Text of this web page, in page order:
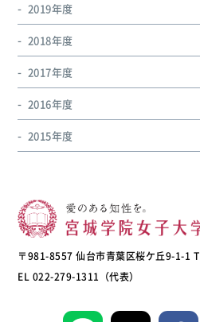
2019年度
2018年度
2017年度
2016年度
2015年度
〒981-8557 仙台市青葉区桜ケ丘9-1-1 T
EL 022-279-1311（代表）